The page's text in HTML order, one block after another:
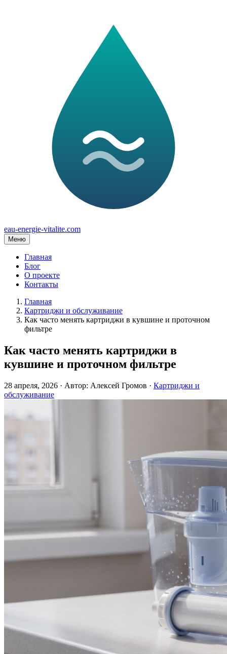
eau-energie-vitalite.com
Меню
Главная
Блог
О проекте
Контакты
Главная
Картриджи и обслуживание
Как часто менять картриджи в кувшине и проточном
фильтре
Как часто менять картриджи в
кувшине и проточном фильтре
28 апреля, 2026 · Автор: Алексей Громов · Картриджи и
обслуживание